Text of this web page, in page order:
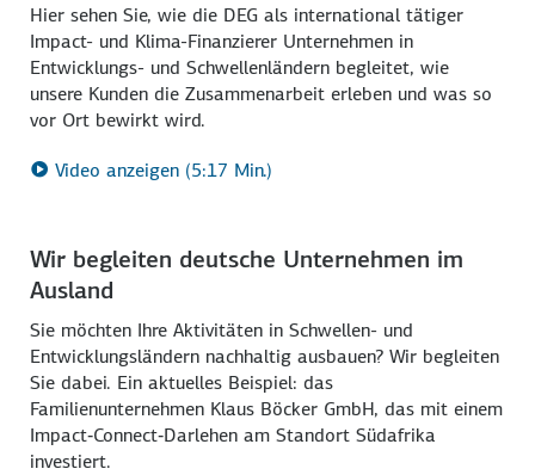
Hier sehen Sie, wie die DEG als international tätiger
Impact- und Klima-Finanzierer Unternehmen in
Entwicklungs- und Schwellenländern begleitet, wie
unsere Kunden die Zusammenarbeit erleben und was so
vor Ort bewirkt wird.
Video anzeigen (5:17 Min.)
Wir begleiten deutsche Unternehmen im
Ausland
Sie möchten Ihre Aktivitäten in Schwellen- und
Entwicklungsländern nachhaltig ausbauen? Wir begleiten
Sie dabei. Ein aktuelles Beispiel: das
Familienunternehmen Klaus Böcker GmbH, das mit einem
Impact‑Connect‑Darlehen am Standort Südafrika
investiert.